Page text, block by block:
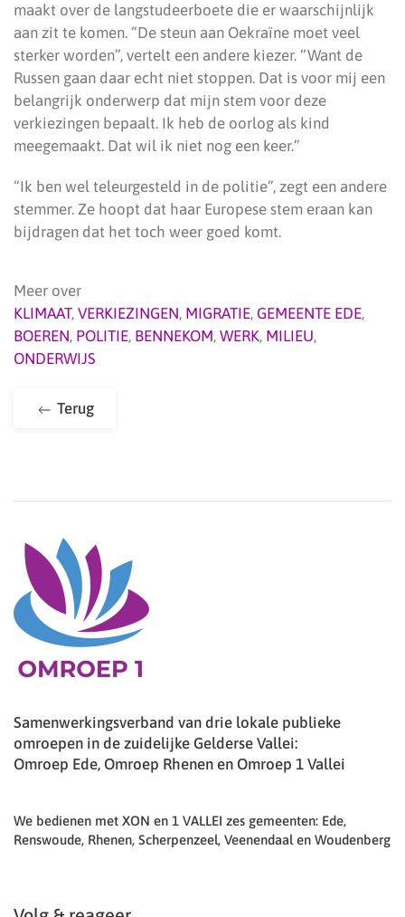
maakt over de langstudeerboete die er waarschijnlijk
aan zit te komen. “De steun aan Oekraïne moet veel
sterker worden”, vertelt een andere kiezer. “Want de
Russen gaan daar echt niet stoppen. Dat is voor mij een
belangrijk onderwerp dat mijn stem voor deze
verkiezingen bepaalt. Ik heb de oorlog als kind
meegemaakt. Dat wil ik niet nog een keer.”
“Ik ben wel teleurgesteld in de politie”, zegt een andere
stemmer. Ze hoopt dat haar Europese stem eraan kan
bijdragen dat het toch weer goed komt.
Meer over
KLIMAAT, VERKIEZINGEN, MIGRATIE, GEMEENTE EDE,
BOEREN, POLITIE, BENNEKOM, WERK, MILIEU,
ONDERWIJS
Terug
Samenwerkingsverband van drie lokale publieke
omroepen in de zuidelijke Gelderse Vallei:
Omroep Ede, Omroep Rhenen en Omroep 1 Vallei
We bedienen met XON en 1 VALLEI zes gemeenten: Ede,
Renswoude, Rhenen, Scherpenzeel, Veenendaal en Woudenberg